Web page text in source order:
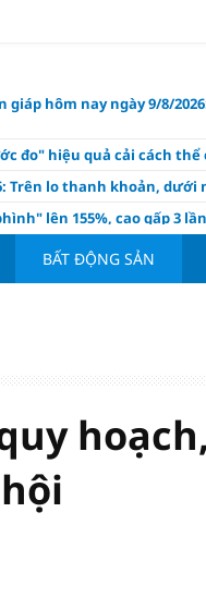
giáp hôm nay ngày 9/8/
đo" hiệu quả cải cách thể
Trên lo thanh khoản, dưới
lên 155%, cao gấp 3
đất và nhà xưởng tại xã Tân
bổ dòng vốn mới từ nâng
Không chỉ 4 ngân
BẤT ĐỘNG SẢN